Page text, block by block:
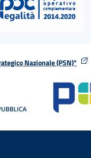
Nazionale (PSN)"
stessa finestra